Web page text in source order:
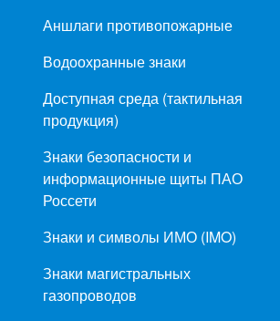
Аншлаги противопожарные
Водоохранные знаки
Доступная среда (тактильная
продукция)
Знаки безопасности и
информационные щиты ПАО
Россети
Знаки и символы ИМО (IMO)
Знаки магистральных
газопроводов